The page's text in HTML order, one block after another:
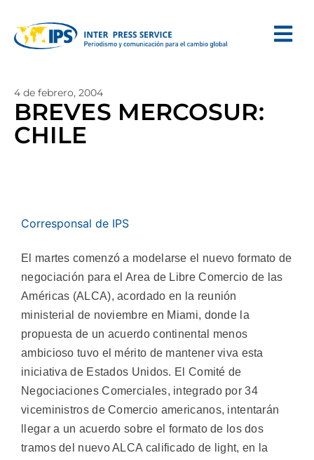
4 de febrero, 2004
BREVES MERCOSUR:
CHILE
Corresponsal de IPS
El martes comenzó a modelarse el nuevo formato de
negociación para el Area de Libre Comercio de las
Américas (ALCA), acordado en la reunión
ministerial de noviembre en Miami, donde la
propuesta de un acuerdo continental menos
ambicioso tuvo el mérito de mantener viva esta
iniciativa de Estados Unidos. El Comité de
Negociaciones Comerciales, integrado por 34
viceministros de Comercio americanos, intentarán
llegar a un acuerdo sobre el formato de los dos
tramos del nuevo ALCA calificado de light, en la